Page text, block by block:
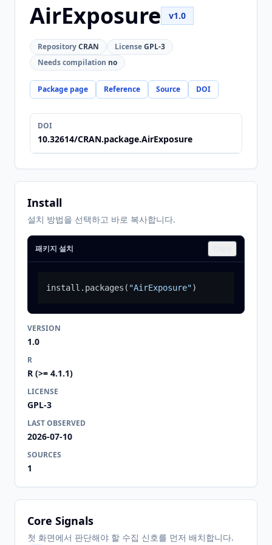
AirExposure v1.0
RepositoryCRAN LicenseGPL-3
Needs compilation no
Package page Reference Source DOI
DOI
10.32614/CRAN.package.AirExposure
Install
설치 방법을 선택하고 바로 복사합니다.
패키지 설치
install.packages ( "AirExposure")
VERSION
1.0
R
R (>= 4.1.1)
LICENSE
GPL-3
LAST OBSERVED
2026-07-10
SOURCES
1
Core Signals
첫 화면에서 판단해야 할 수집 신호를 먼저 배치합니다.